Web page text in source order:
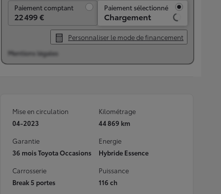
Paiement comptant
22 499 €
Paiement sélectionné
Chargement
Personnaliser le mode de financement
Mentions légales
Mise en circulation
04-2023
Kilométrage
44 869 km
Garantie
36 mois Toyota Occasions
Energie
Hybride Essence
Carrosserie
Break 5 portes
Puissance
116 ch